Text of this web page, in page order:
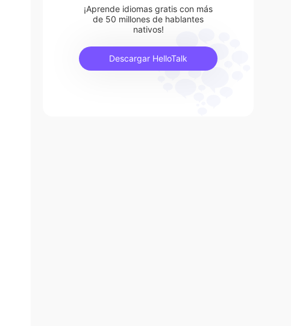
¡Aprende idiomas gratis con más
de 50 millones de hablantes
nativos!
Descargar HelloTalk